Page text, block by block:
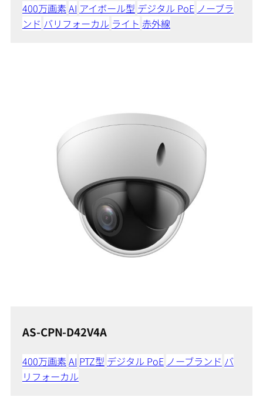
400万画素AI アイボール型 デジタル PoE ノーブラ
ンド バリフォーカル ライト 赤外線
AS-CPN-D42V4A
400万画素AI PTZ型 デジタル PoE ノーブランド バ
リフォーカル